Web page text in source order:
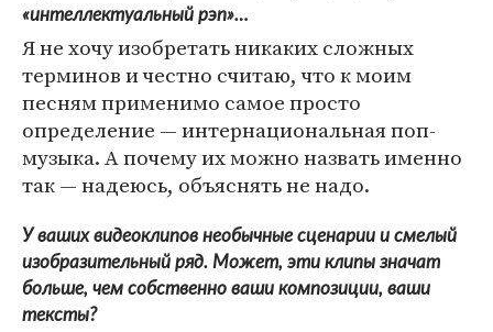
«интеллектуальный рэп»…
Я не хочу изобретать никаких сложных
терминов и честно считаю, что к моим
песням применимо самое просто
определение — интернациональная поп-
музыка. А почему их можно назвать именно
так — надеюсь, объяснять не надо.
У ваших видеоклипов необычные сценарии и смелый
изобразительный ряд. Может, эти клипы значат
больше, чем собственно ваши композиции, ваши
тексты?